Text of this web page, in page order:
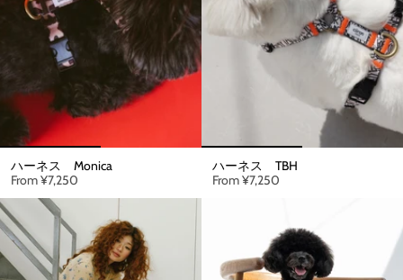
ハーネス Monica
From¥7,250
ハーネス TBH
From¥7,250